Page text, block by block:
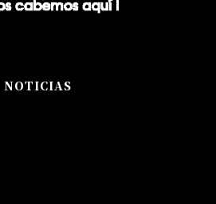
NOTICIAS